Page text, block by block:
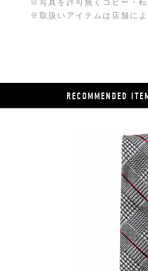
※写真を許可無くコピー・
※取扱いアイテムは店舗に
RECOMMENDED